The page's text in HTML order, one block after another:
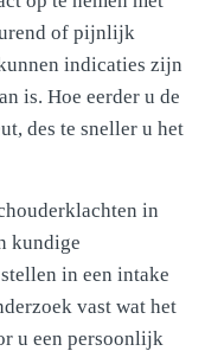
of pijnlijk
indicaties zijn
is. Hoe eerder u de
des te sneller u het
in
kundige
in een intake
vast wat het
u een persoonlijk